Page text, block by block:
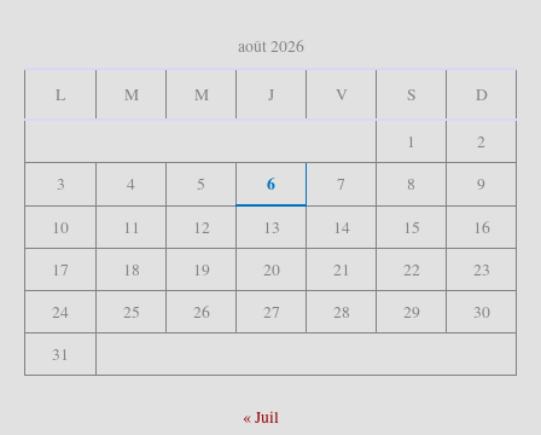
août 2026
L M M J V S D
1
2
3
4 5 6 7 8
9
10
11 12 13 14 15
16
17
18 19 20 21 22
23
24
25 26 27 28 29
30
31
« Juil